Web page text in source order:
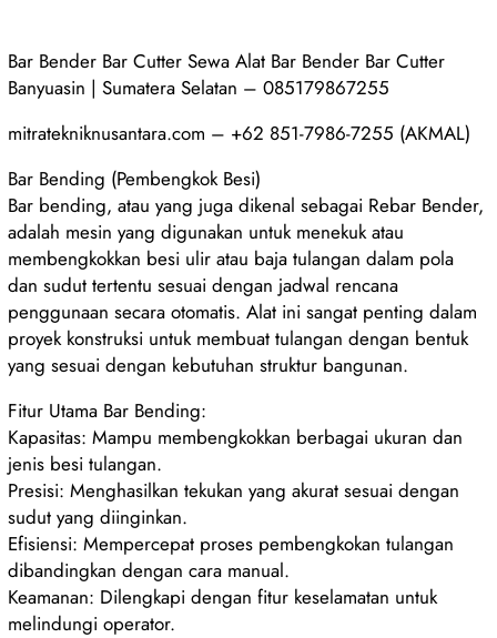
Bar Bender Bar Cutter Sewa Alat Bar Bender Bar Cutter
Banyuasin | Sumatera Selatan – 085179867255
mitratekniknusantara.com – +62 851-7986-7255 (AKMAL)
Bar Bending (Pembengkok Besi)
Bar bending, atau yang juga dikenal sebagai Rebar Bender,
adalah mesin yang digunakan untuk menekuk atau
membengkokkan besi ulir atau baja tulangan dalam pola
dan sudut tertentu sesuai dengan jadwal rencana
penggunaan secara otomatis. Alat ini sangat penting dalam
proyek konstruksi untuk membuat tulangan dengan bentuk
yang sesuai dengan kebutuhan struktur bangunan.
Fitur Utama Bar Bending:
Kapasitas: Mampu membengkokkan berbagai ukuran dan
jenis besi tulangan.
Presisi: Menghasilkan tekukan yang akurat sesuai dengan
sudut yang diinginkan.
Efisiensi: Mempercepat proses pembengkokan tulangan
dibandingkan dengan cara manual.
Keamanan: Dilengkapi dengan fitur keselamatan untuk
melindungi operator.